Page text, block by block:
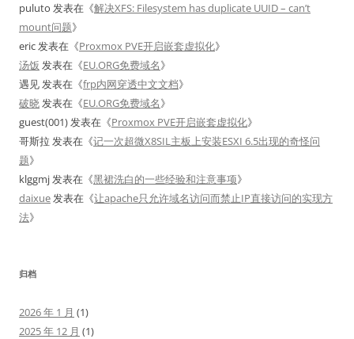
puluto 发表在《解决XFS: Filesystem has duplicate UUID – can’t
mount问题》
eric发表在《Proxmox PVE开启嵌套虚拟化》
汤饭 发表在《EU.ORG免费域名》
遇见发表在《frp内网穿透中文文档》
破晓发表在《EU.ORG免费域名》
guest(001)发表在《Proxmox PVE开启嵌套虚拟化》
哥斯拉 发表在《记一次超微X8SIL主板上安装ESXI 6.5出现的奇怪问
题》
klggmj发表在《黑裙洗白的一些经验和注意事项》
daixue发表在《让apache只允许域名访问而禁止IP直接访问的实现方
法》
归档
2026 年 1 月 (1)
2025 年 12 月 (1)